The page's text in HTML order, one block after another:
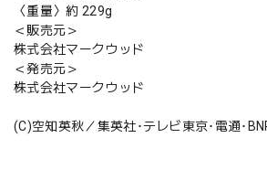
〈重量〉約 229g
＜販売元＞
株式会社マークウッド
＜発売元＞
株式会社マークウッド
(C)空知英秋／集英社･テレビ東京･電通･